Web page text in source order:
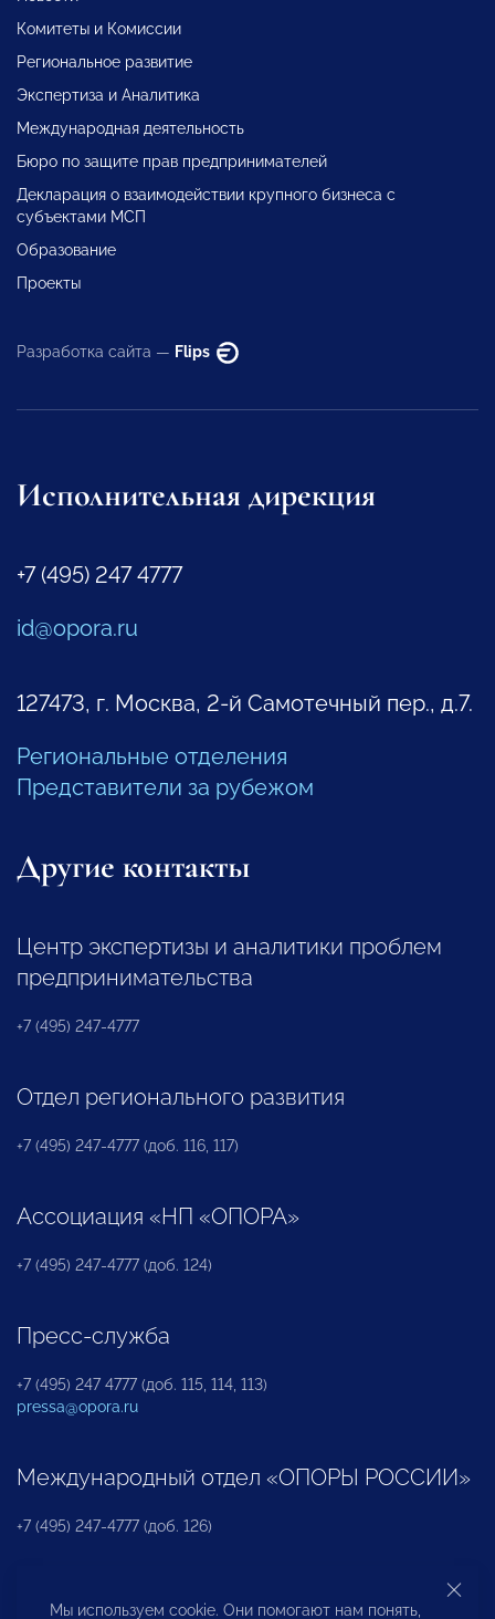
Комитеты и Комиссии
Региональное развитие
Экспертиза и Аналитика
Международная деятельность
Бюро по защите прав предпринимателей
Декларация о взаимодействии крупного бизнеса с
субъектами МСП
Образование
Проекты
Разработка сайта — Flips
Исполнительная дирекция
+7 (495) 247 4777
id@opora.ru
127473, г. Москва, 2-й Самотечный пер., д.7.
Региональные отделения
Представители за рубежом
Другие контакты
Центр экспертизы и аналитики проблем
предпринимательства
+7 (495) 247-4777
Отдел регионального развития
+7 (495) 247-4777 (доб. 116, 117)
Ассоциация «НП «ОПОРА»
+7 (495) 247-4777 (доб. 124)
Пресс-служба
+7 (495) 247 4777 (доб. 115, 114, 113)
pressa@opora.ru
Международный отдел «ОПОРЫ РОССИИ»
+7 (495) 247-4777 (доб. 126)
Бюро по защите прав предпринимателей и
Мы используем cookie. Они помогают нам понять,